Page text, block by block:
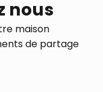
nous
maison
de partage